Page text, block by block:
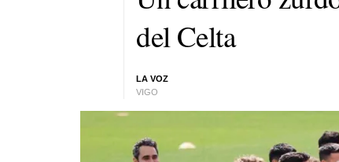
del Celta
LA VOZ
VIGO